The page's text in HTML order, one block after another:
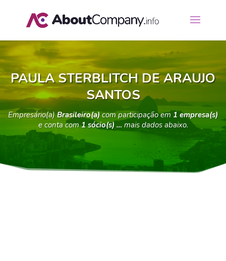
PAULA STERBLITCH DE ARAUJO
SANTOS
Empresário(a)Brasileiro(a) com participação em 1 empresa(s)
e conta com1 sócio(s) …mais dados abaixo.